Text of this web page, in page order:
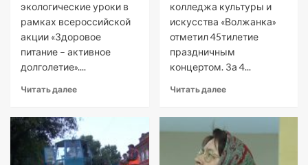
экологические уроки в
рамках всероссийской
акции «Здоровое
питание – активное
долголетие»....
Читать далее
колледжа культуры и
искусства «Волжанка»
отметил 45тилетие
праздничным
концертом. За 4...
Читать далее